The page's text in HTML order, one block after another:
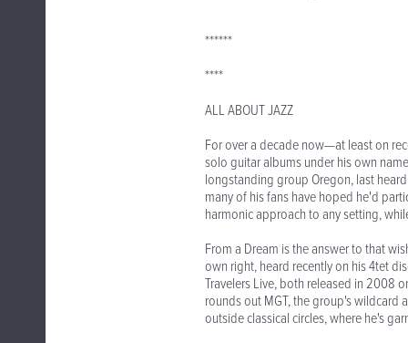
******
****
ALL ABOUT JAZZ
For over a decade now—at least on
solo guitar albums under his own
longstanding group Oregon, last
many of his fans have hoped he'd
harmonic approach to any setting,
From a Dream is the answer to that
own right, heard recently on his 4tet
Travelers Live, both released in 2008
rounds out MGT, the group's wildcard
outside classical circles, where he's